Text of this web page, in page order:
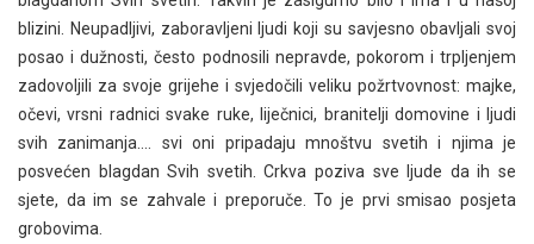
blizini. Neupadljivi, zaboravljeni ljudi koji su savjesno obavljali svoj
posao i dužnosti, često podnosili nepravde, pokorom i trpljenjem
zadovoljili za svoje grijehe i svjedočili veliku požrtvovnost: majke,
očevi, vrsni radnici svake ruke, liječnici, branitelji domovine i ljudi
svih zanimanja…. svi oni pripadaju mnoštvu svetih i njima je
posvećen blagdan Svih svetih. Crkva poziva sve ljude da ih se
sjete, da im se zahvale i preporuče. To je prvi smisao posjeta
grobovima.